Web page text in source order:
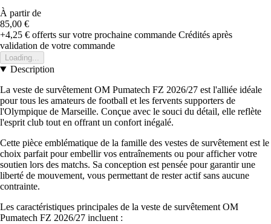
À partir de
85,00 €
+4,25 € offerts sur votre prochaine commande Crédités après
validation de votre commande
Loading...
Description
La veste de survêtement OM Pumatech FZ 2026/27 est l'alliée idéale
pour tous les amateurs de football et les fervents supporters de
l'Olympique de Marseille. Conçue avec le souci du détail, elle reflète
l'esprit club tout en offrant un confort inégalé.
Cette pièce emblématique de la famille des vestes de survêtement est le
choix parfait pour embellir vos entraînements ou pour afficher votre
soutien lors des matchs. Sa conception est pensée pour garantir une
liberté de mouvement, vous permettant de rester actif sans aucune
contrainte.
Les caractéristiques principales de la veste de survêtement OM
Pumatech FZ 2026/27 incluent :